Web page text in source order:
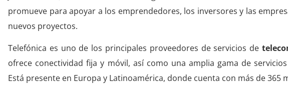
promueve para apoyar a los emprendedores, los inversores y las
nuevos proyectos.
Telefónica es uno de los principales proveedores de servicios de
ofrece conectividad fija y móvil, así como una amplia gama de
Está presente en Europa y Latinoamérica, donde cuenta con más de 365